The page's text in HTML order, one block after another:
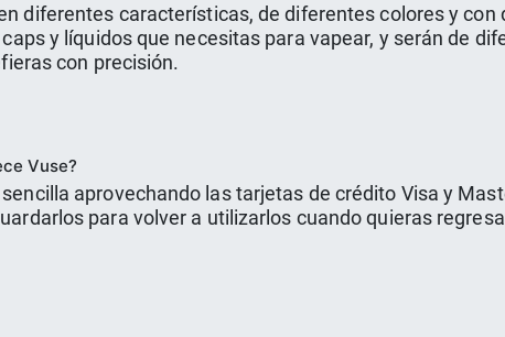
diferentes características, de diferentes colores y
y líquidos que necesitas para vapear, y serán de
con precisión.
Vuse?
aprovechando las tarjetas de crédito Visa y
para volver a utilizarlos cuando quieras